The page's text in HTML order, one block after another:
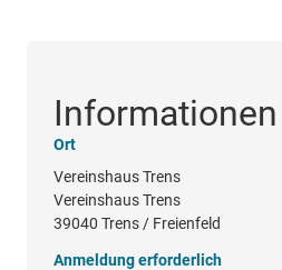
Informationen
Ort
Vereinshaus Trens
Vereinshaus Trens
39040 Trens / Freienfeld
Anmeldung erforderlich